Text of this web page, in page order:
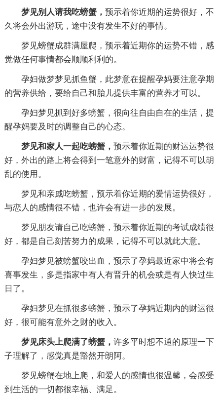
梦见别人请我吃螃蟹， 预示着你近期的运势很好，不
久将会外出游玩，途中没有发生不好的事情。
梦见螃蟹成群满屋爬，预示着近期你的运势不错，感
觉做任何事情都会顺顺利利的。
孕妇做梦梦见抓鱼蟹，此梦意在提醒孕妈要注意孕期
的营养供给，要给自己和胎儿提供丰富的营养才可以。
孕妇梦见抓到好多螃蟹，很向往自由自在的生活，提
醒孕妈要及时的调整自己的心态。
梦见和家人一起吃螃蟹， 预示着你近期的财运运势很
好，外出的路上将会得到一笔意外的财富，记得不可以胡
乱的使用。
梦见和亲戚吃螃蟹，预示着你近期的爱情运势很好，
与恋人的感情很不错，也许会有进一步的发展。
梦见朋友请自己吃螃蟹，预示着你近期的考试成绩很
好，都是自己刻苦努力的成果，记得不可以就此大意。
孕妇梦见被螃蟹咬出血，预示了孕妈最近家中将会有
喜事发生，多是指家中有人有晋升的机会或是有人快过生
日了。
孕妇梦见在抓很多螃蟹，预示了孕妈近期内的财运很
好，很可能有意外之财的收入。
梦见床头上爬满了螃蟹， 许多平时想不通的原理一下
子理解了，感觉真是豁然开朗阿。
梦见螃蟹在地上爬，和爱人的感情也很温馨，会感受
到生活的一切都很幸福、满足。